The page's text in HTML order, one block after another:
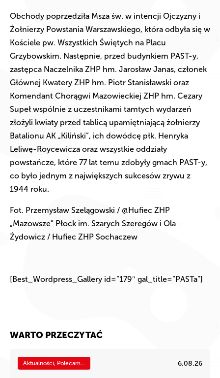
Obchody poprzedziła Msza św. w intencji Ojczyzny i
Żołnierzy Powstania Warszawskiego, która odbyła się w
Kościele pw. Wszystkich Świętych na Placu
Grzybowskim. Następnie, przed budynkiem PAST-y,
zastępca Naczelnika ZHP hm. Jarosław Janas, członek
Głównej Kwatery ZHP hm. Piotr Stanisławski oraz
Komendant Chorągwi Mazowieckiej ZHP hm. Cezary
Supeł wspólnie z uczestnikami tamtych wydarzeń
złożyli kwiaty przed tablicą upamiętniającą żołnierzy
Batalionu AK „Kiliński”, ich dowódcę płk. Henryka
Leliwę-Roycewicza oraz wszystkie oddziały
powstańcze, które 77 lat temu zdobyły gmach PAST-y,
co było jednym z największych sukcesów zrywu z
1944 roku.
Fot. Przemysław Szelągowski / @Hufiec ZHP
„Mazowsze” Płock im. Szarych Szeregów i Ola
Żydowicz / Hufiec ZHP Sochaczew
[Best_Wordpress_Gallery id=”179″ gal_title=”PASTa”]
WARTO PRZECZYTAĆ
Aktualności, Polecam... 6.08.26